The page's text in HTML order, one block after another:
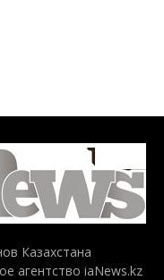
Казахстана
агентство iaNews.kz